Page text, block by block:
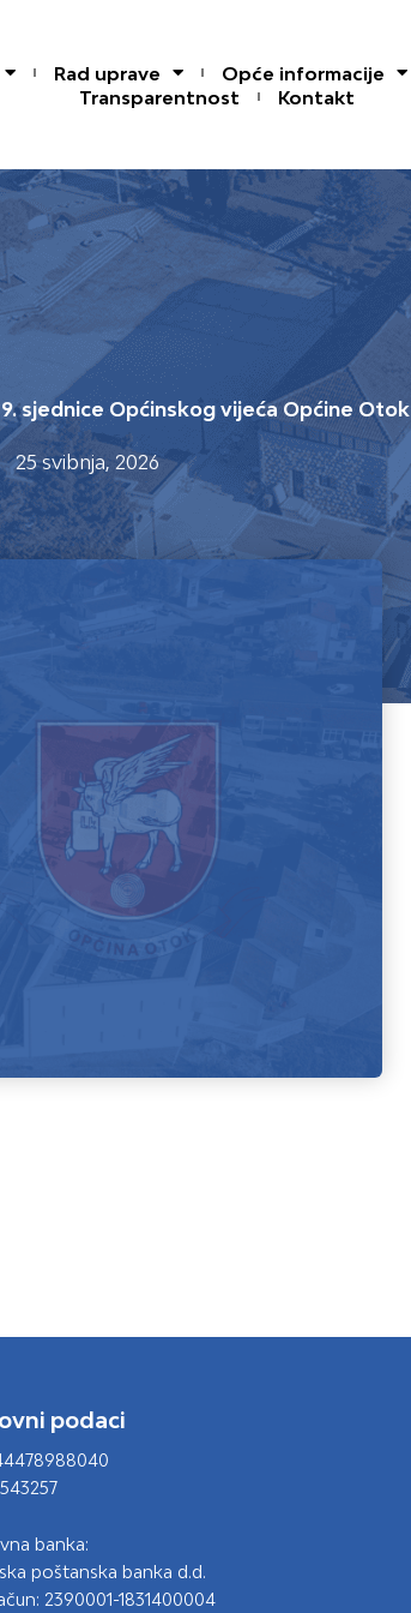
Rad uprave Opće informacije
Transparentnost
Kontakt
sjednice Općinskog vijeća Općine Otok
25 svibnja, 2026
podaci
banka:
poštanska banka d.d.
2390001-1831400004